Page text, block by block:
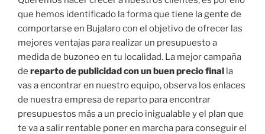
que hemos identificado la forma que tiene la gente de
comportarse en Bujalaro con el objetivo de ofrecer las
mejores ventajas para realizar un presupuesto a
medida de buzoneo en tu localidad. La mejor campaña
de reparto de publicidad con un buen precio final la
vas a encontrar en nuestro equipo, observa los enlaces
de nuestra empresa de reparto para encontrar
presupuestos más a un precio inigualable y el plan que
te va a salir rentable poner en marcha para conseguir el